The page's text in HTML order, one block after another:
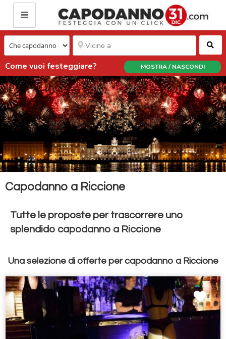
Come vuoi festeggiare? MOSTRA / NASCONDI
Capodanno a Riccione
Tutte le proposte per trascorrere uno
splendido capodanno a Riccione
Una selezione di offerte per capodanno a Riccione